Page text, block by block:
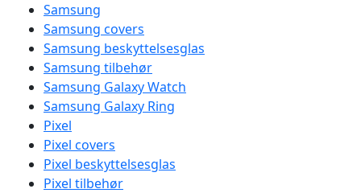
Samsung
Samsung covers
Samsung beskyttelsesglas
Samsung tilbehør
Samsung Galaxy Watch
Samsung Galaxy Ring
Pixel
Pixel covers
Pixel beskyttelsesglas
Pixel tilbehør